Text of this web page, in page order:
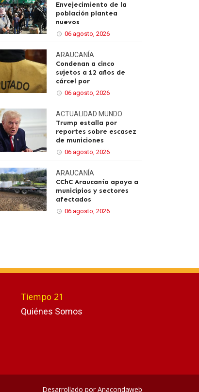
Envejecimiento de la
población plantea
nuevos
06 agosto, 2026
ARAUCANÍA
Condenan a cinco
sujetos a 12 años de
cárcel por
06 agosto, 2026
ACTUALIDAD MUNDO
Trump estalla por
reportes sobre escasez
de municiones
06 agosto, 2026
ARAUCANÍA
CChC Araucanía apoya a
municipios y sectores
afectados
06 agosto, 2026
Tiempo 21
Quiénes Somos
Desarrollado por Anacondaweb